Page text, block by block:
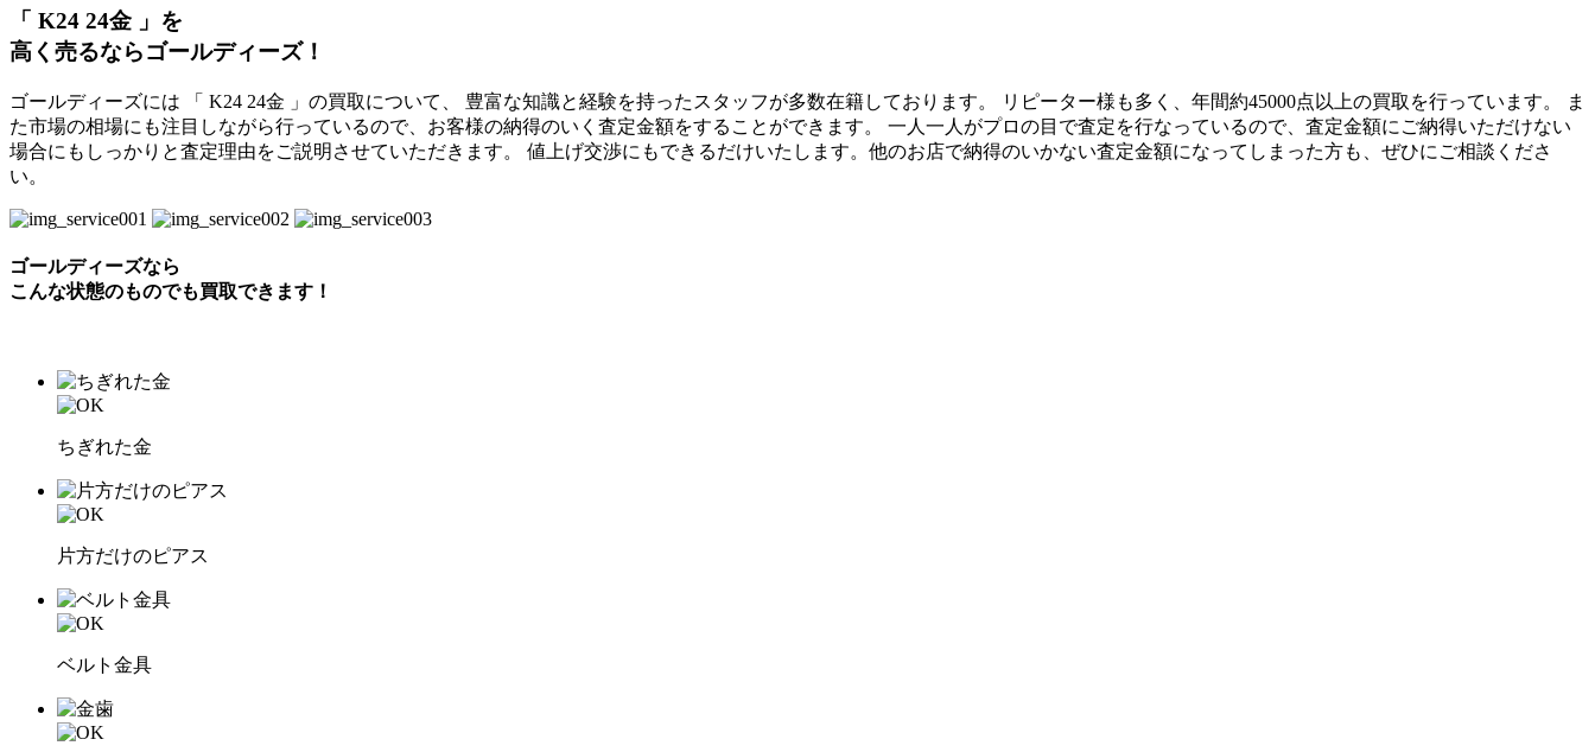
「 K24 24金 」を
高く売るならゴールディーズ！
ゴールディーズには 「 K24 24金 」の買取について、 豊富な知識と経験を持ったスタッフが多数在籍しております。 リピーター様も多く、年間約45000点以上の買取を行っています。 ま
た市場の相場にも注目しながら行っているので、お客様の納得のいく査定金額をすることができます。 一人一人がプロの目で査定を行なっているので、査定金額にご納得いただけない
場合にもしっかりと査定理由をご説明させていただきます。 値上げ交渉にもできるだけいたします。他のお店で納得のいかない査定金額になってしまった方も、ぜひにご相談くださ
い。
ゴールディーズなら
こんな状態のものでも買取できます！
ちぎれた金
片方だけのピアス
ベルト金具